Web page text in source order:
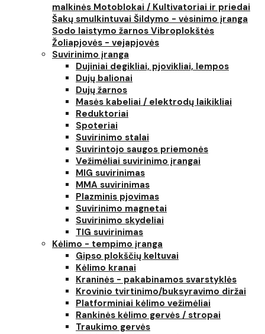
malkinės Motoblokai / Kultivatoriai ir priedai
Šakų smulkintuvai Šildymo - vėsinimo įranga
Sodo laistymo žarnos Vibroplokštės
Žoliapjovės - vejapjovės
Suvirinimo įranga
Dujiniai degikliai, pjovikliai, lempos
Dujų balionai
Dujų žarnos
Masės kabeliai / elektrodų laikikliai
Reduktoriai
Spoteriai
Suvirinimo stalai
Suvirintojo saugos priemonės
Vežimėliai suvirinimo įrangai
MIG suvirinimas
MMA suvirinimas
Plazminis pjovimas
Suvirinimo magnetai
Suvirinimo skydeliai
TIG suvirinimas
Kėlimo - tempimo įranga
Gipso plokščių keltuvai
Kėlimo kranai
Kraninės - pakabinamos svarstyklės
Krovinio tvirtinimo/buksyravimo diržai
Platforminiai kėlimo vežimėliai
Rankinės kėlimo gervės / stropai
Traukimo gervės